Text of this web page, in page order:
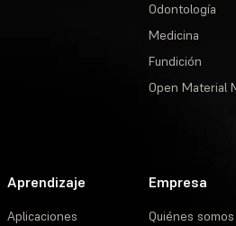
Odontología
Medicina
Fundición
Open Material
Aprendizaje
Aplicaciones
Empresa
Quiénes somos